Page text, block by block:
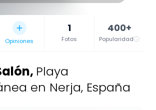
Opiniones
1
Fotos
400+
Popularidad
, Playa
en Nerja, España